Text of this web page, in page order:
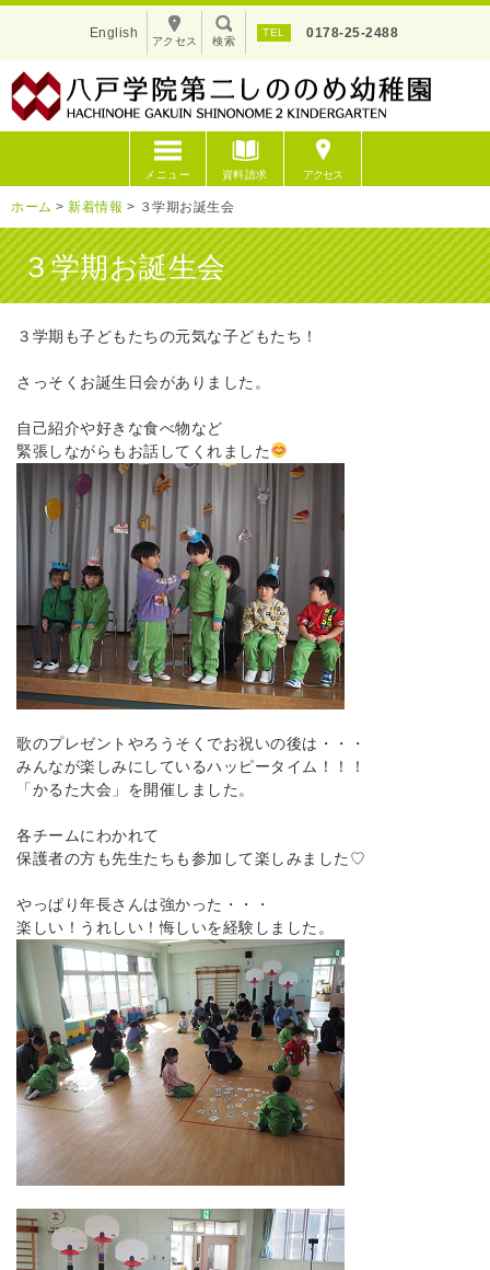
0178-25-2488
検索
English
アクセス
メニュー 資料請求 アクセス
ホーム > 新着情報 > ３学期お誕生会
３学期お誕生会
３学期も子どもたちの元気な子どもたち！
さっそくお誕生日会がありました。
自己紹介や好きな食べ物など
緊張しながらもお話してくれました
歌のプレゼントやろうそくでお祝いの後は・・・
みんなが楽しみにしているハッピータイム！！！
「かるた大会」を開催しました。
各チームにわかれて
保護者の方も先生たちも参加して楽しみました♡
やっぱり年長さんは強かった・・・
楽しい！うれしい！悔しいを経験しました。